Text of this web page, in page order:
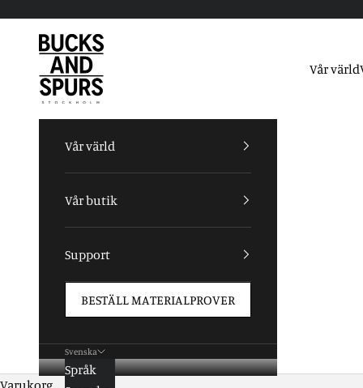
Bucks and Spurs
Vår värld
Vår värld
Vår butik
Support
BESTÄLL MATERIALPROVER
Svenska
Språk